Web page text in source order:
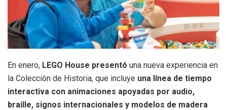
En enero, LEGO House presentó una nueva experiencia en
la Colección de Historia, que incluye una línea de tiempo
interactiva con animaciones apoyadas por audio,
braille, signos internacionales y modelos de madera